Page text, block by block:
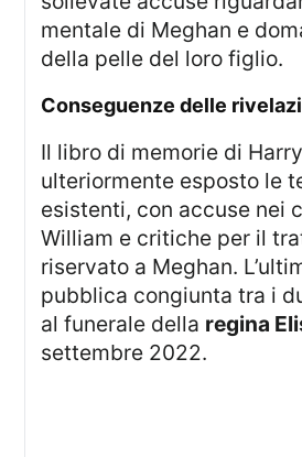
mentale di Meghan e
della pelle del loro figlio.
conseguenze delle
Il libro di memorie di Harry, “Spare”, ha
ulteriormente esposto le
esistenti, con accuse nei
William e critiche per il
riservato a Meghan.
pubblica congiunta tra i
al funerale della regina
settembre 2022.